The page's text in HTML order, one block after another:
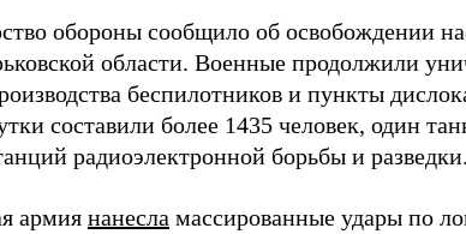
обороны сообщило об освобождении
области. Военные продолжили
беспилотников и пункты
составили более 1435 человек, один
радиоэлектронной борьбы и разведки.
армия нанесла массированные удары по